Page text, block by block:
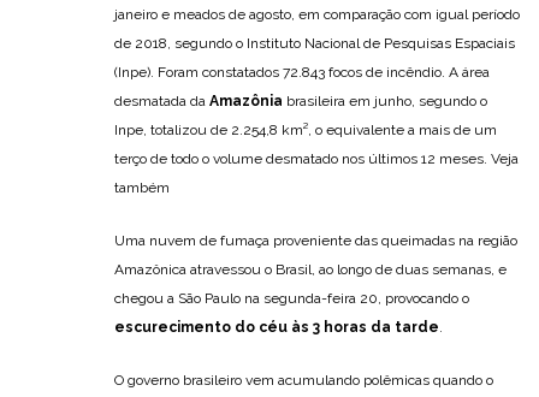
janeiro e meados de agosto, em comparação com igual período
de 2018, segundo o Instituto Nacional de Pesquisas Espaciais
(Inpe). Foram constatados 72.843 focos de incêndio. A área
desmatada da Amazônia brasileira em junho, segundo o
Inpe, totalizou de 2.254,8 km², o equivalente a mais de um
terço de todo o volume desmatado nos últimos 12 meses. Veja
também
Uma nuvem de fumaça proveniente das queimadas na região
Amazônica atravessou o Brasil, ao longo de duas semanas, e
chegou a São Paulo na segunda-feira 20, provocando o
escurecimento do céu às 3 horas da tarde.
O governo brasileiro vem acumulando polêmicas quando o